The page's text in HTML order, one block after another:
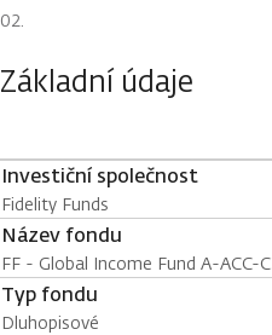
Základní údaje
Investiční společnost
Fidelity Funds
Název fondu
FF - Global Income Fund A-ACC-
Typ fondu
Dluhopisové